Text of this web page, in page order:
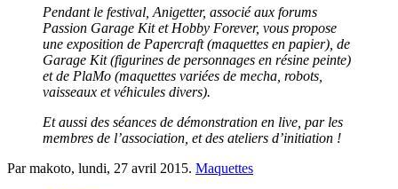
Pendant le festival, Anigetter, associé aux forums
Passion Garage Kit et Hobby Forever, vous propose
une exposition de Papercraft (maquettes en papier), de
Garage Kit (figurines de personnages en résine peinte)
et de PlaMo (maquettes variées de mecha, robots,
vaisseaux et véhicules divers).
Et aussi des séances de démonstration en live, par les
membres de l’association, et des ateliers d’initiation !
Par makoto, lundi, 27 avril 2015. Maquettes